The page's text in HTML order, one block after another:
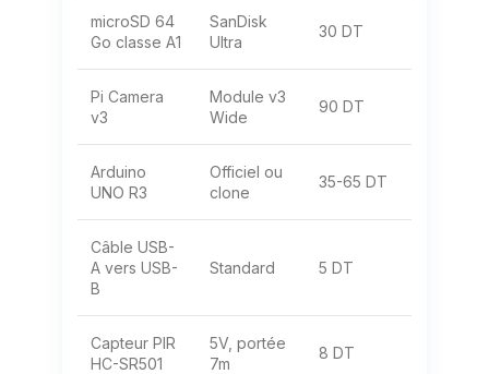
microSD 64
Go classe A1
SanDisk
Ultra
30 DT
Pi Camera
v3
Module v3
Wide
90 DT
Arduino
UNO R3
Officiel ou
clone
35-65 DT
Câble USB-
A vers USB-
B
Standard 5 DT
Capteur PIR
HC-SR501
5V, portée
7m
8 DT